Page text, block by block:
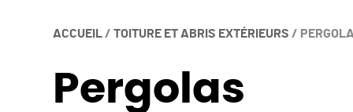
ACCUEIL /TOITURE ET ABRIS EXTÉRIEURS /
Pergolas